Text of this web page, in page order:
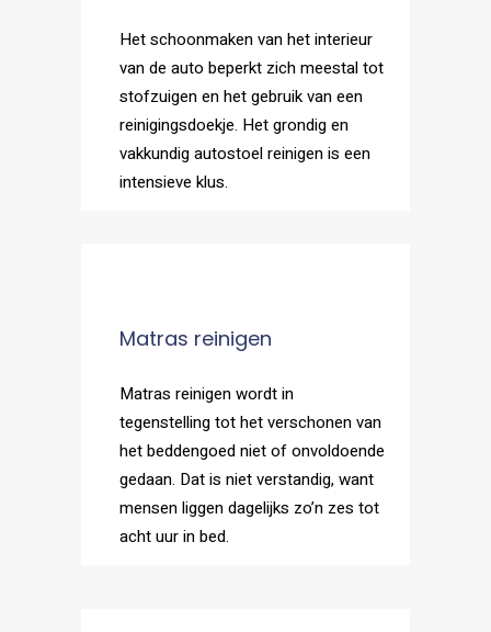
Het schoonmaken van het interieur
van de auto beperkt zich meestal tot
stofzuigen en het gebruik van een
reinigingsdoekje. Het grondig en
vakkundig autostoel reinigen is een
intensieve klus.
Matras reinigen
Matras reinigen wordt in
tegenstelling tot het verschonen van
het beddengoed niet of onvoldoende
gedaan. Dat is niet verstandig, want
mensen liggen dagelijks zo’n zes tot
acht uur in bed.